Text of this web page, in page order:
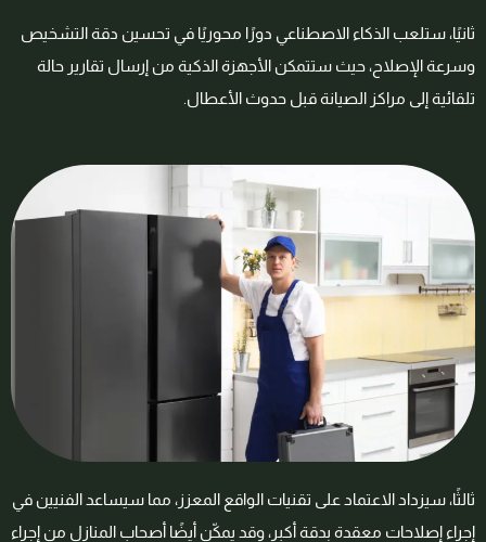
ثانيًا، ستلعب الذكاء الاصطناعي دورًا محوريًا في تحسين دقة التشخيص
وسرعة الإصلاح، حيث ستتمكن الأجهزة الذكية من إرسال تقارير حالة
تلقائية إلى مراكز الصيانة قبل حدوث الأعطال.
ثالثًا، سيزداد الاعتماد على تقنيات الواقع المعزز، مما سيساعد الفنيين في
إجراء إصلاحات معقدة بدقة أكبر، وقد يمكّن أيضًا أصحاب المنازل من إجراء